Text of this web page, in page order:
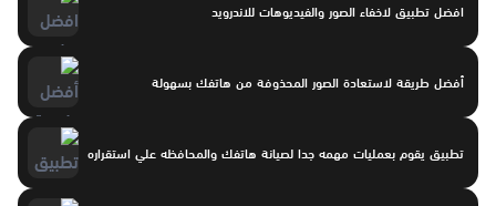
افضل تطبيق لاخفاء الصور والفيديوهات للاندرويد
أفضل طريقة لاستعادة الصور المحذوفة من هاتفك بسهولة
تطبيق يقوم بعمليات مهمه جدا لصيانة هاتفك والمحافظه علي استقراره